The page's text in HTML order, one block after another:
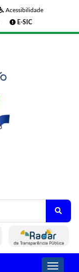
Acessibilidade
E-SIC
Toggle